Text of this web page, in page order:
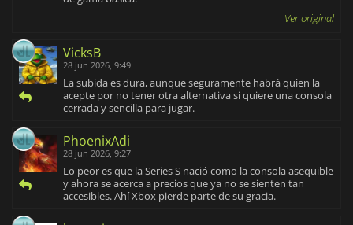
Ver original
VicksB
28 jun 2026, 9:49
La subida es dura, aunque seguramente habrá quien la
acepte por no tener otra alternativa si quiere una consola
cerrada y sencilla para jugar.
PhoenixAdi
28 jun 2026, 9:27
Lo peor es que la Series S nació como la consola asequible
y ahora se acerca a precios que ya no se sienten tan
accesibles. Ahí Xbox pierde parte de su gracia.